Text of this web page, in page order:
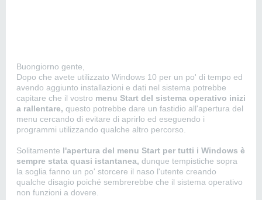
Buongiorno gente,
Dopo che avete utilizzato Windows 10 per un po' di tempo ed
avendo aggiunto installazioni e dati nel sistema potrebbe
capitare che il vostro menu Start del sistema operativo inizi
a rallentare, questo potrebbe dare un fastidio all'apertura del
menu cercando di evitare di aprirlo ed eseguendo i
programmi utilizzando qualche altro percorso.
Solitamente l'apertura del menu Start per tutti i Windows è
sempre stata quasi istantanea, dunque tempistiche sopra
la soglia fanno un po' storcere il naso l'utente creando
qualche disagio poiché sembrerebbe che il sistema operativo
non funzioni a dovere.